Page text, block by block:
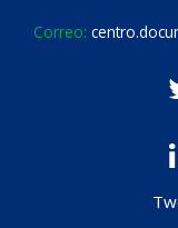
Correo: